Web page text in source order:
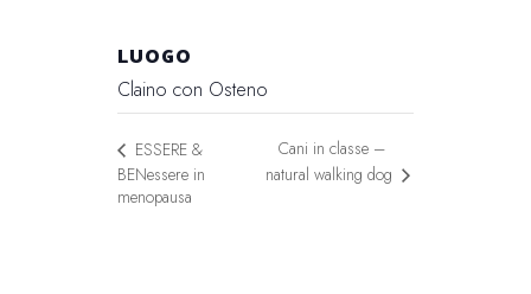
LUOGO
Claino con Osteno
ESSERE &
BENessere in
menopausa
Cani in classe –
natural walking dog